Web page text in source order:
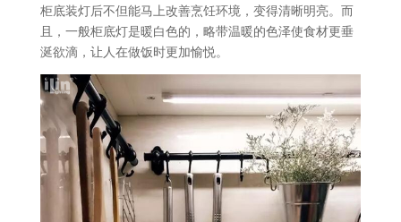
柜底装灯后不但能马上改善烹饪环境，变得清晰明亮。而
且，一般柜底灯是暖白色的，略带温暖的色泽使食材更垂
涎欲滴，让人在做饭时更加愉悦。